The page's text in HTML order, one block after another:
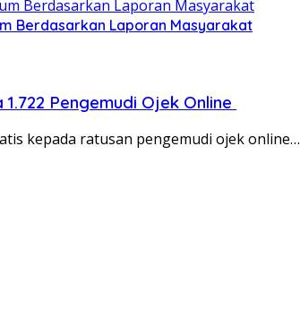
Berdasarkan Laporan Masyarakat
Pengemudi Ojek Online
kepada ratusan pengemudi ojek online…